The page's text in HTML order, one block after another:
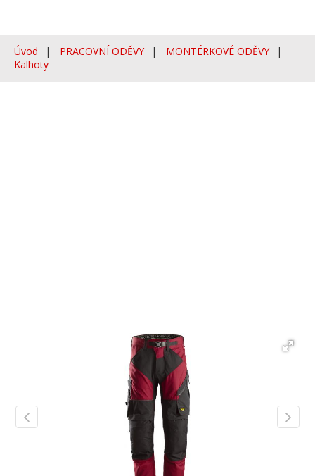
Úvod PRACOVNÍ ODĚVY
MONTÉRKOVÉ ODĚVY
Kalhoty